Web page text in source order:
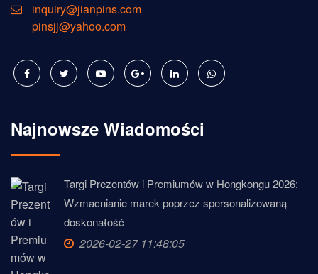
inquiry@jianpins.com
pinsjj@yahoo.com
Najnowsze Wiadomości
Targi Prezentów i Premiumów w Hongkongu 2026:
Wzmacnianie marek poprzez spersonalizowaną
doskonałość
2026-02-27 11:48:05